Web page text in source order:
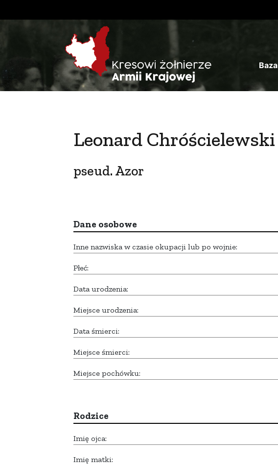
Baza
Leonard Chróścielewski
pseud. Azor
Dane osobowe
Inne nazwiska w czasie okupacji lub po wojnie:
Płeć:
Data urodzenia:
Miejsce urodzenia:
Data śmierci:
Miejsce śmierci:
Miejsce pochówku:
Rodzice
Imię ojca:
Imię matki: